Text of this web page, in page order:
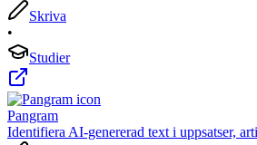
Skriva
•
Studier
Pangram
Identifiera AI-genererad text i uppsatser,